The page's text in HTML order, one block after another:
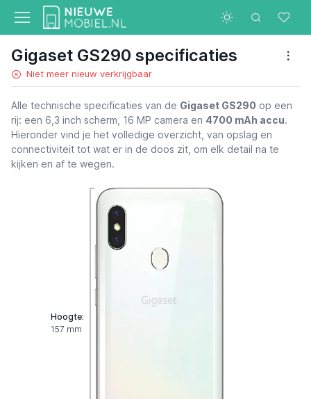
Gigaset GS290 specificaties
Niet meer nieuw verkrijgbaar
Alle technische specificaties van de Gigaset GS290 op een
rij: een 6,3 inch scherm, 16 MP camera en 4700 mAh accu.
Hieronder vind je het volledige overzicht, van opslag en
connectiviteit tot wat er in de doos zit, om elk detail na te
kijken en af te wegen.
Hoogte:
157 mm